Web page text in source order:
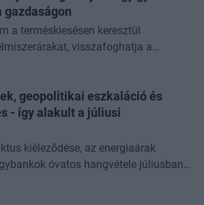
gazdaságon
a terméskiesésen keresztül
visszafoghatja a
is m
geopolitikai eszkaláció és
- így alakult a júliusi
kiéleződése, az energiaárak
óvatos hangvétele júliusban